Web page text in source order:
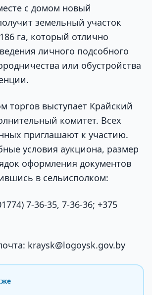
с домом новый
земельный участок
га, который отлично
личного подсобного
или обустройства
торгов выступает Крайский
комитет. Всех
приглашают к участию.
условия аукциона, размер
оформления документов
в сельисполком:
7-36-35, 7-36-36; +375
kraysk@logoysk.gov.by